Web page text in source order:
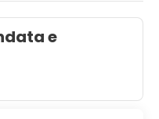
e trattamenti per il
apprezzerai una
palestra. Questo hotel
di concierge e un
alla navetta
la spiaggia e
e